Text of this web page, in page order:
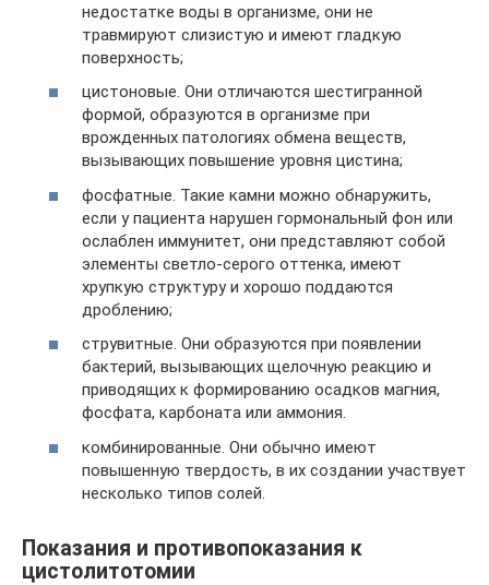
недостатке воды в организме, они не
травмируют слизистую и имеют гладкую
поверхность;
цистоновые. Они отличаются шестигранной
формой, образуются в организме при
врожденных патологиях обмена веществ,
вызывающих повышение уровня цистина;
фосфатные. Такие камни можно обнаружить,
если у пациента нарушен гормональный фон или
ослаблен иммунитет, они представляют собой
элементы светло-серого оттенка, имеют
хрупкую структуру и хорошо поддаются
дроблению;
струвитные. Они образуются при появлении
бактерий, вызывающих щелочную реакцию и
приводящих к формированию осадков магния,
фосфата, карбоната или аммония.
комбинированные. Они обычно имеют
повышенную твердость, в их создании участвует
несколько типов солей.
Показания и противопоказания к
цистолитотомии